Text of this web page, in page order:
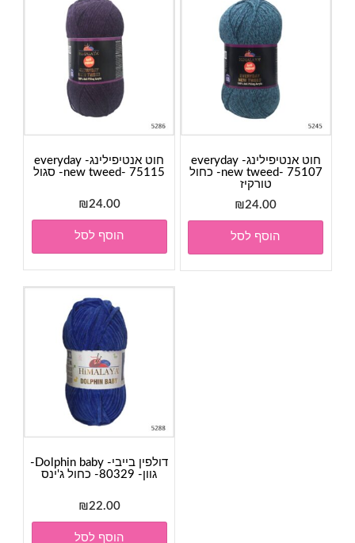
חוט אנטיפילינג- everyday
new tweed- 75107- כחול
טורקיז
₪24.00
הוסף לסל
חוט אנטיפילינג- everyday
new tweed- 75115- סגול
₪24.00
הוסף לסל
דולפין בייבי- Dolphin baby-
גוון- 80329- כחול ג'ינס
₪22.00
הוסף לסל